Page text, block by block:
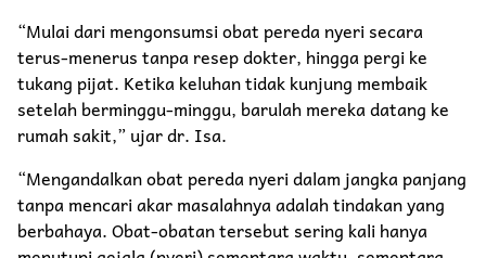
“Mulai dari mengonsumsi obat pereda nyeri secara
terus-menerus tanpa resep dokter, hingga pergi ke
tukang pijat. Ketika keluhan tidak kunjung membaik
setelah berminggu-minggu, barulah mereka datang ke
rumah sakit,” ujar dr. Isa.
“Mengandalkan obat pereda nyeri dalam jangka panjang
tanpa mencari akar masalahnya adalah tindakan yang
berbahaya. Obat-obatan tersebut sering kali hanya